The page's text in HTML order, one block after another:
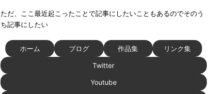
ただ、ここ最近起こったことで記事にしたいこともあるのでそのう
ち記事にしたい
ホーム ブログ 作品集 リンク集
Twitter
Youtube